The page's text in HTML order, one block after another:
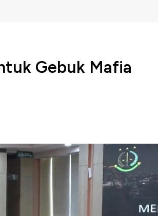
Gebuk Mafia
Ruang/Badan Pertanahan Nasional
semakin serius memberantas mafia
satuan tugas anti-mafia tanah melalui
(Ditjen PSKP).
(Rabu, 06/03/2024) berikut ini.